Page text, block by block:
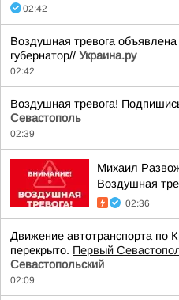
02:42
Воздушная тревога
губернатор// Украина.ру
02:42
Воздушная тревога!
Севастополь
02:39
Михаил
Воздушная
02:36
Движение автотранспорта по
перекрыто. Первый
Севастопольский
02:09